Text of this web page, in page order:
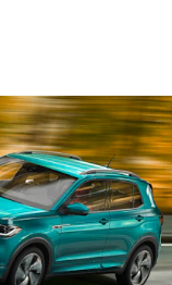
T-
de
largo de sus